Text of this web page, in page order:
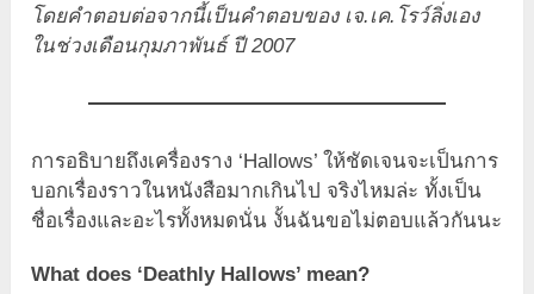
โดยคำตอบต่อจากนี้เป็นคำตอบของ เจ.เค.โรว์ลิ่งเอง
ในช่วงเดือนกุมภาพันธ์ ปี 2007
การอธิบายถึงเครื่องราง ‘Hallows’ ให้ชัดเจนจะเป็นการ
บอกเรื่องราวในหนังสือมากเกินไป จริงไหมล่ะ ทั้งเป็น
ชื่อเรื่องและอะไรทั้งหมดนั่น งั้นฉันขอไม่ตอบแล้วกันนะ
What does ‘Deathly Hallows’ mean?